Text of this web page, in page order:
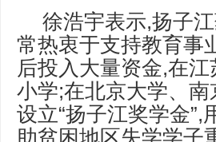
徐浩宇表示,扬子
常热衷于支持教育事
后投入大量资金,在
小学;在北京大学、
设立“扬子江奖学金
助贫困地区失学学子